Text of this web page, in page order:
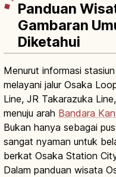
Panduan
Gambaran
Diketahui
Menurut informasi
melayani jalur Osaka
Line, JR Takarazuka
menuju arah Bandara
Bukan hanya sebagai
sangat nyaman untuk
berkat Osaka Station
Dalam panduan wisata